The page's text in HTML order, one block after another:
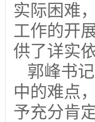
实际困难
工作的开
供了详实
郭峰书
中的难点
予充分肯